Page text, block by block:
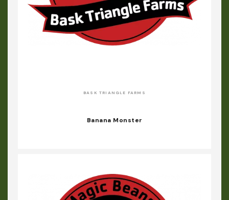
BASK TRIANGLE FARMS
Banana Monster